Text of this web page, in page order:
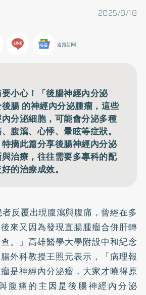
2025/8/18
追蹤訂閱
小心！「後腸神經內分泌
腸 的神經內分泌腫瘤，這些
分泌細胞，可能會分泌多種
腹瀉、心悸、暈眩等症狀。
特摘此篇分享後腸神經內分泌
治療，往往需要多專科的配
的治療成效。
者反覆出現腹瀉與腹痛，曾經在多
來又因為發現直腸腫瘤合併肝轉
。」高雄醫學大學附設中和紀念
外科教授王照元表示，「病理報
是神經內分泌瘤，大家才曉得原
腹痛的主因是後腸神經內分泌